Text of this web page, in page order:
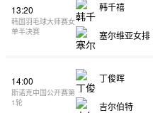
13:20
韩国羽毛球大师赛女
单半决赛
韩千禧
塞尔维亚女排
14:00
斯诺克中国公开赛第
1轮
丁俊晖
吉尔伯特